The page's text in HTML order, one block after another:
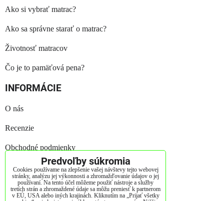
Ako si vybrať matrac?
Ako sa správne starať o matrac?
Životnosť matracov
Čo je to pamäťová pena?
INFORMÁCIE
O nás
Recenzie
Obchodné podmienky
Reklamačný poriadok
GDPR
Predvoľby súkromia
Cookies používame na zlepšenie vašej návštevy tejto webovej
stránky, analýzu jej výkonnosti a zhromažďovanie údajov o jej
používaní. Na tento účel môžeme použiť nástroje a služby
tretích strán a zhromaždené údaje sa môžu preniesť k partnerom
v EÚ, USA alebo iných krajinách. Kliknutím na „Prijať všetky